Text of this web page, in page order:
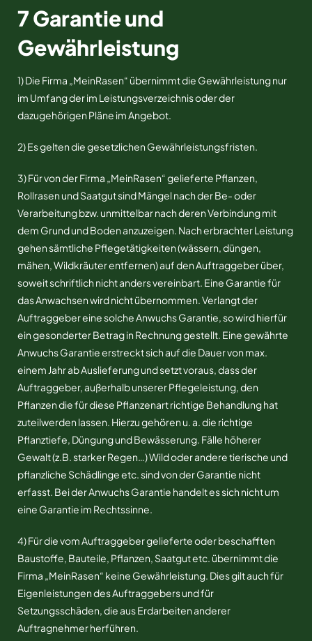
7 Garantie und
Gewährleistung
1) Die Firma „MeinRasen“ übernimmt die Gewährleistung nur
im Umfang der im Leistungsverzeichnis oder der
dazugehörigen Pläne im Angebot.
2) Es gelten die gesetzlichen Gewährleistungsfristen.
3) Für von der Firma „MeinRasen“ gelieferte Pflanzen,
Rollrasen und Saatgut sind Mängel nach der Be- oder
Verarbeitung bzw. unmittelbar nach deren Verbindung mit
dem Grund und Boden anzuzeigen. Nach erbrachter Leistung
gehen sämtliche Pflegetätigkeiten (wässern, düngen,
mähen, Wildkräuter entfernen) auf den Auftraggeber über,
soweit schriftlich nicht anders vereinbart. Eine Garantie für
das Anwachsen wird nicht übernommen. Verlangt der
Auftraggeber eine solche Anwuchs Garantie, so wird hierfür
ein gesonderter Betrag in Rechnung gestellt. Eine gewährte
Anwuchs Garantie erstreckt sich auf die Dauer von max.
einem Jahr ab Auslieferung und setzt voraus, dass der
Auftraggeber, außerhalb unserer Pflegeleistung, den
Pflanzen die für diese Pflanzenart richtige Behandlung hat
zuteilwerden lassen. Hierzu gehören u. a. die richtige
Pflanztiefe, Düngung und Bewässerung. Fälle höherer
Gewalt (z.B. starker Regen…) Wild oder andere tierische und
pflanzliche Schädlinge etc. sind von der Garantie nicht
erfasst. Bei der Anwuchs Garantie handelt es sich nicht um
eine Garantie im Rechtssinne.
4) Für die vom Auftraggeber gelieferte oder beschafften
Baustoffe, Bauteile, Pflanzen, Saatgut etc. übernimmt die
Firma „MeinRasen“ keine Gewährleistung. Dies gilt auch für
Eigenleistungen des Auftraggebers und für
Setzungsschäden, die aus Erdarbeiten anderer
Auftragnehmer herführen.